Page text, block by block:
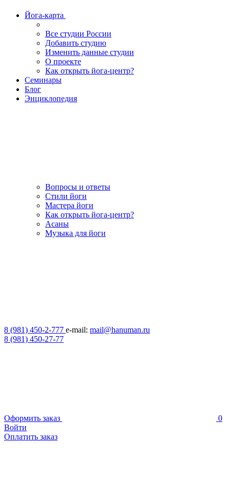
Йога-карта
Все студии России
Добавить студию
Изменить данные студии
О проекте
Как открыть йога-центр?
Семинары
Блог
Энциклопедия
Вопросы и ответы
Стили йоги
Мастера йоги
Как открыть йога-центр?
Асаны
Музыка для йоги
8 (981) 450-2-777 e-mail: mail@hanuman.ru
8 (981) 450-27-77
Оформить заказ
0
Войти
Оплатить заказ